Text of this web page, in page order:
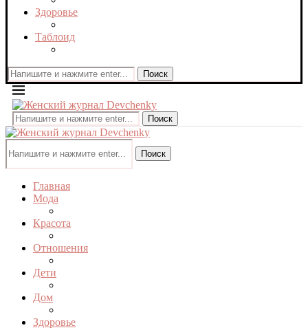
Здоровье
Таблоид
Поиск
Поиск
Поиск
Главная
Мода
Красота
Отношения
Дети
Дом
Здоровье